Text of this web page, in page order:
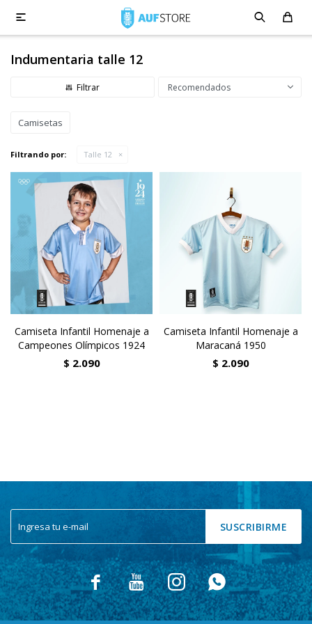

Indumentaria talle 12
Recomendados
Camisetas
Filtrando por: Talle 12
Camiseta Infantil Homenaje a
Campeones Olímpicos 1924
$ 2.090
Camiseta Infantil Homenaje a
Maracaná 1950
$ 2.090
SUSCRIBIRME
   